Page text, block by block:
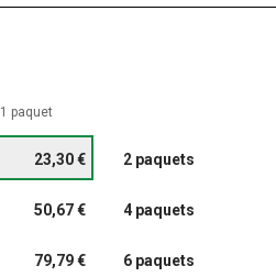
1 paquet
23,30 € 2 paquets
50,67 € 4 paquets
79,79 € 6 paquets